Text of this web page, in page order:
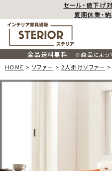
セール・値下げ
夏期休業・
全品送料無料
※商品によっ
HOME
ソファー 2人掛けソファー